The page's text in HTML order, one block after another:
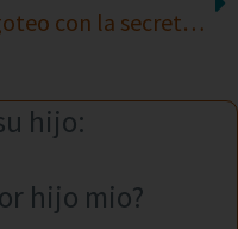
Ligoteo con la secretaria
hijo:
hijo mio?